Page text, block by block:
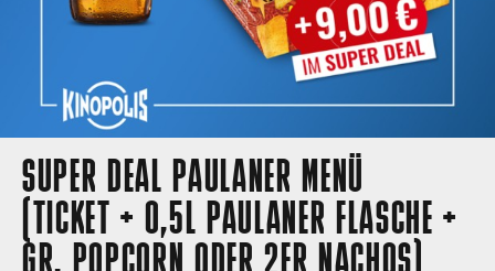
SUPER DEAL PAULANER MENÜ
(TICKET + 0,5L PAULANER FLASCHE +